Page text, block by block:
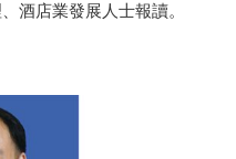
酒店業發展人士報讀。